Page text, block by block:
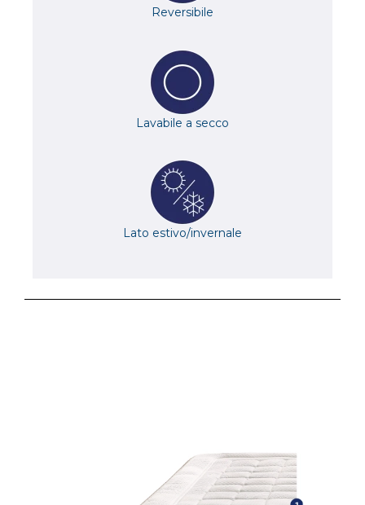
Reversibile
Lavabile a secco
Lato estivo/invernale